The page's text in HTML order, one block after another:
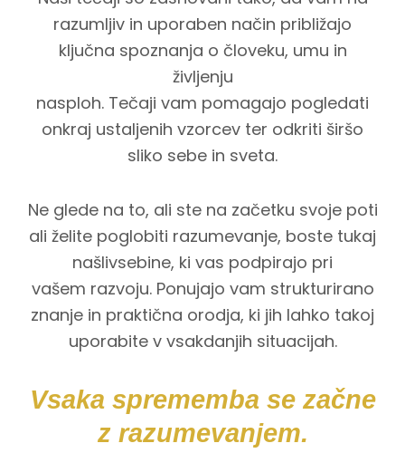
razumljiv in uporaben način približajo
ključna spoznanja o človeku, umu in
življenju
nasploh. Tečaji vam pomagajo pogledati
onkraj ustaljenih vzorcev ter odkriti širšo
sliko sebe in sveta.
Ne glede na to, ali ste na začetku svoje poti
ali želite poglobiti razumevanje, boste tukaj
našlivsebine, ki vas podpirajo pri
vašem razvoju. Ponujajo vam strukturirano
znanje in praktična orodja, ki jih lahko takoj
uporabite v vsakdanjih situacijah.
Vsaka sprememba se začne
z razumevanjem.